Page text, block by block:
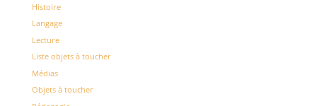
Histoire
Langage
Lecture
Liste objets à toucher
Médias
Objets à toucher